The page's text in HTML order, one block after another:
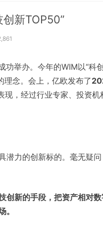
新TOP50”
举办。今年的WIM以“科
理念。会上，亿欧发布了
，经过行业专家、投资
力的创新标的。毫无疑
创新的手段，把资产相对